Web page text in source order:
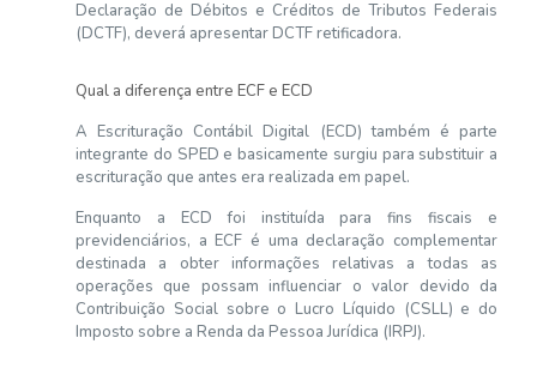
Declaração de Débitos e Créditos de Tributos Federais
(DCTF), deverá apresentar DCTF retificadora.
Qual a diferença entre ECF e ECD
A Escrituração Contábil Digital (ECD) também é parte
integrante do SPED e basicamente surgiu para substituir a
escrituração que antes era realizada em papel.
Enquanto a ECD foi instituída para fins fiscais e
previdenciários, a ECF é uma declaração complementar
destinada a obter informações relativas a todas as
operações que possam influenciar o valor devido da
Contribuição Social sobre o Lucro Líquido (CSLL) e do
Imposto sobre a Renda da Pessoa Jurídica (IRPJ).